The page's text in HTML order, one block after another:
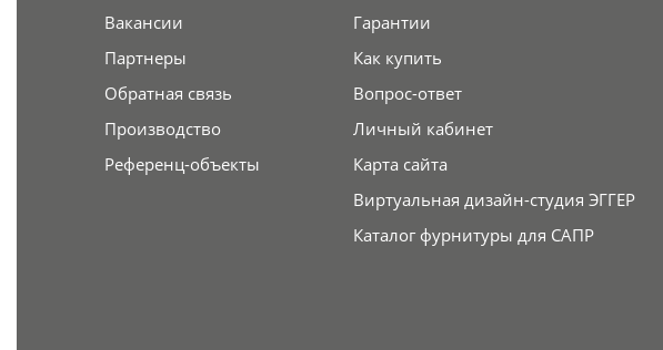
Вакансии
Партнеры
Обратная связь
Производство
Референц-объекты
Гарантии
Как купить
Вопрос-ответ
Личный кабинет
Карта сайта
Виртуальная дизайн-студия ЭГГЕР
Каталог фурнитуры для САПР